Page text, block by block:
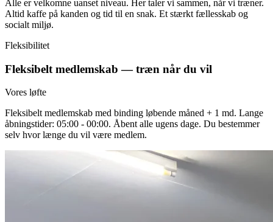
Alle er velkomne uanset niveau. Her taler vi sammen, når vi træner.
Altid kaffe på kanden og tid til en snak. Et stærkt fællesskab og
socialt miljø.
Fleksibilitet
Fleksibelt medlemskab — træn når du vil
Vores løfte
Fleksibelt medlemskab med binding løbende måned + 1 md. Lange
åbningstider: 05:00 - 00:00. Åbent alle ugens dage. Du bestemmer
selv hvor længe du vil være medlem.